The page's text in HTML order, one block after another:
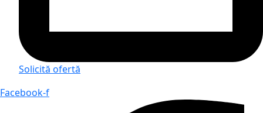
Solicită ofertă
Facebook-f